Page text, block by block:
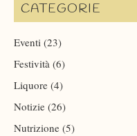
CATEGORIE
Eventi (23)
Festività (6)
Liquore (4)
Notizie (26)
Nutrizione (5)